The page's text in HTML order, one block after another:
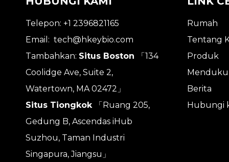
Telepon: +1 2396821165
Email: tech@hkeybio.com
Tambahkan: Situs Boston
「134
Coolidge Ave, Suite 2,
Watertown, MA 02472」
Situs Tiongkok
「Ruang 205,
Gedung B, Ascendas iHub
Suzhou, Taman Industri
Singapura, Jiangsu」
Rumah
Tentang
Produk
Berita
Hubungi